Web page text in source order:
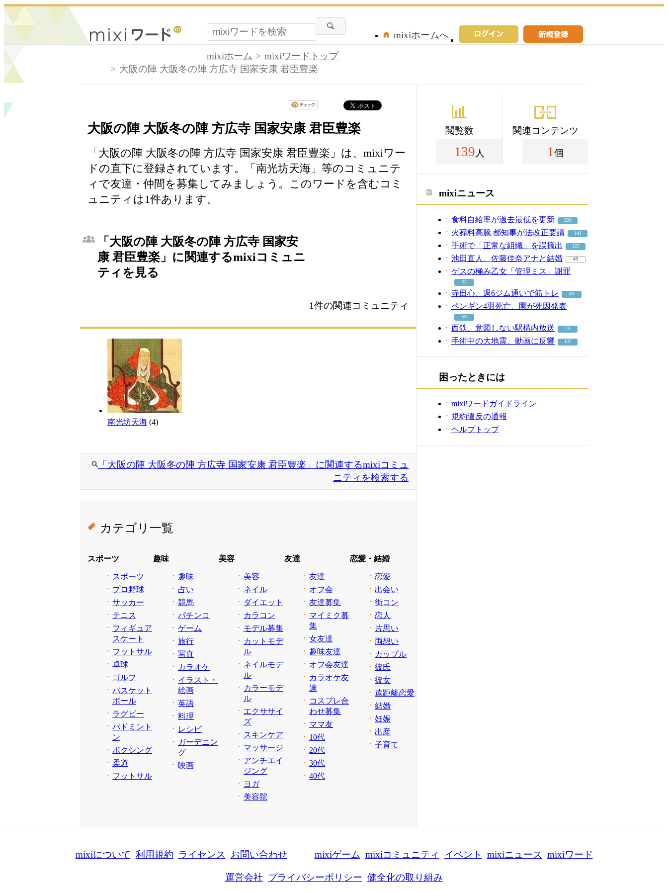
mixiホームへ
mixiホーム
mixiワードトップ
大阪の陣 大阪冬の陣 方広寺 国家安康 君臣豊楽
大阪の陣 大阪冬の陣 方広寺 国家安康 君臣豊楽
「大阪の陣 大阪冬の陣 方広寺 国家安康 君臣豊楽」は、mixiワー
ドの直下に登録されています。「南光坊天海」等のコミュニテ
ィで友達・仲間を募集してみましょう。このワードを含むコミ
ュニティは1件あります。
「大阪の陣 大阪冬の陣 方広寺 国家安
康 君臣豊楽」に関連するmixiコミュニ
ティを見る
1件の関連コミュニティ
南光坊天海 (4)
「大阪の陣 大阪冬の陣 方広寺 国家安康 君臣豊楽」に関連するmixiコミュ
ニティを検索する
カテゴリ一覧
スポーツ
スポーツ
プロ野球
サッカー
テニス
フィギュア
スケート
フットサル
卓球
ゴルフ
バスケット
ボール
ラグビー
バドミント
ン
ボクシング
柔道
フットサル
趣味
趣味
占い
競馬
パチンコ
ゲーム
旅行
写真
カラオケ
イラスト・
絵画
英語
料理
レシピ
ガーデニン
グ
映画
美容
美容
ネイル
ダイエット
カラコン
モデル募集
カットモデ
ル
ネイルモデ
ル
カラーモデ
ル
エクササイ
ズ
スキンケア
マッサージ
アンチエイ
ジング
ヨガ
美容院
友達
友達
オフ会
友達募集
マイミク募
集
女友達
趣味友達
オフ会友達
カラオケ友
達
コスプレ合
わせ募集
ママ友
10代
20代
30代
40代
恋愛・結婚
恋愛
出会い
街コン
恋人
片思い
両想い
カップル
彼氏
彼女
遠距離恋愛
結婚
妊娠
出産
子育て
閲覧数
139 人
関連コンテンツ
1 個
mixiニュース
食料自給率が過去最低を更新 290
火葬料高騰 都知事が法改正要請 141
手術で「正常な組織」を誤摘出 125
池田直人、佐藤佳奈アナと結婚 49
ゲスの極み乙女「管理ミス」謝罪
52
寺田心、週6ジム通いで筋トレ 84
ペンギン4羽死亡、園が死因発表
50
西鉄、意図しない駅構内放送 74
手術中の大地震、動画に反響 137
困ったときには
mixiワードガイドライン
規約違反の通報
ヘルプトップ
mixiについて 利用規約 ライセンス お問い合わせ mixiゲーム mixiコミュニティ イベント mixiニュース mixiワード
運営会社 プライバシーポリシー 健全化の取り組み